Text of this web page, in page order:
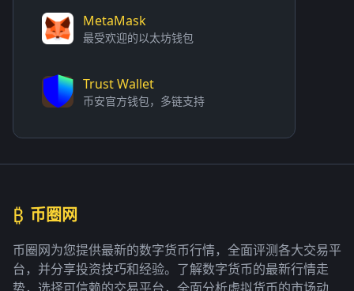
MetaMask
最受欢迎的以太坊钱包
Trust Wallet
币安官方钱包，多链支持
₿ 币圈网
币圈网为您提供最新的数字货币行情，全面评测各大交易平
台，并分享投资技巧和经验。了解数字货币的最新行情走